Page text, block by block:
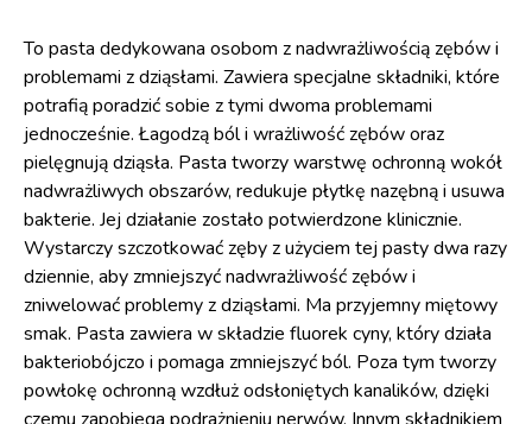
To pasta dedykowana osobom z nadwrażliwością zębów i
problemami z dziąsłami. Zawiera specjalne składniki, które
potrafią poradzić sobie z tymi dwoma problemami
jednocześnie. Łagodzą ból i wrażliwość zębów oraz
pielęgnują dziąsła. Pasta tworzy warstwę ochronną wokół
nadwrażliwych obszarów, redukuje płytkę nazębną i usuwa
bakterie. Jej działanie zostało potwierdzone klinicznie.
Wystarczy szczotkować zęby z użyciem tej pasty dwa razy
dziennie, aby zmniejszyć nadwrażliwość zębów i
zniwelować problemy z dziąsłami. Ma przyjemny miętowy
smak. Pasta zawiera w składzie fluorek cyny, który działa
bakteriobójczo i pomaga zmniejszyć ból. Poza tym tworzy
powłokę ochronną wzdłuż odsłoniętych kanalików, dzięki